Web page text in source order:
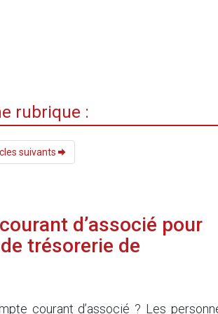
rubrique :
suivants
d’associé pour
trésorerie de
courant d’associé ? Les